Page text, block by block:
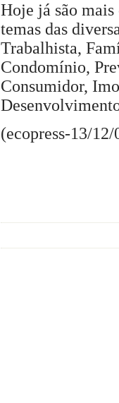
Hoje já são mais
temas das
Trabalhista,
Condomínio,
Consumidor,
(ecopress-13/12/